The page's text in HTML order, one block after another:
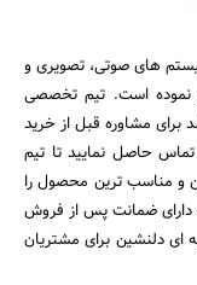
های صوتی، تصویری و
فعالیت خود را از سال ۱۳۷۳ آغاز نموده است. تیم تخصصی
برای مشاوره قبل از خرید
حاصل نمایید تا تیم
و مناسب ترین محصول را
ضمانت پس از فروش
ای دلنشین برای مشتریان